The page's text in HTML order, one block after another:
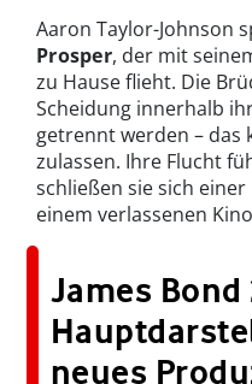
Aaron Taylor-Johnson
Prosper, der mit
zu Hause flieht. Die
Scheidung innerhalb
getrennt werden – das
zulassen. Ihre Flucht
schließen sie sich einer
einem verlassenen
James Bond
neues